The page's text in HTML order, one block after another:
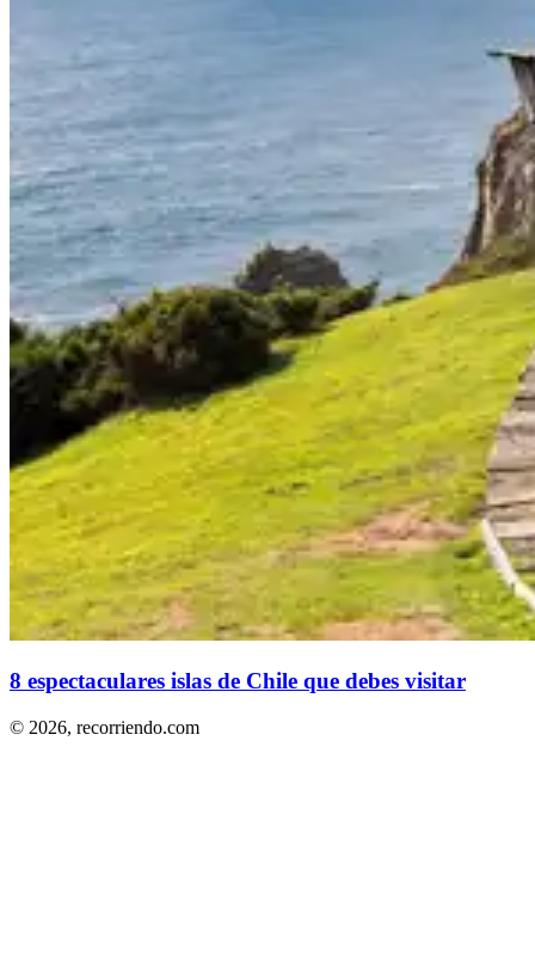
8 espectaculares islas de Chile que debes visitar
© 2026, recorriendo.com